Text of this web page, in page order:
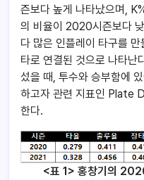
즌보다 높게 나타났으며,
의 비율이 2020시즌보다
다 많은 인플레이 타구를
타로 연결된 것으로 나타난
섰을 때, 투수와 승부함에
하고자 관련 지표인 Plate
한다.
<표 1> 홍창기의